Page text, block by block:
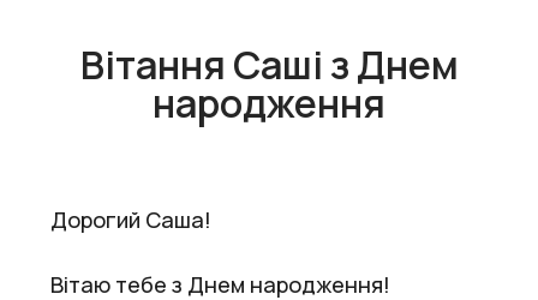
Вітання Саші з Днем
народження
Дорогий Саша!
Вітаю тебе з Днем народження!